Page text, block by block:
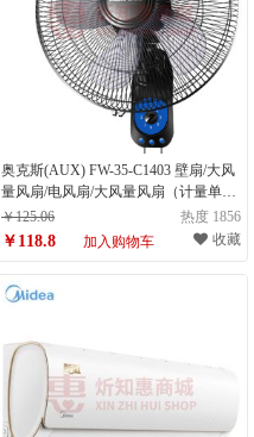
奥克斯(AUX) FW-35-C1403 壁扇/大风
量风扇/电风扇/大风量风扇（计量单
位：台）
￥125.06 热度 1856
￥118.8 加入购物车 收藏